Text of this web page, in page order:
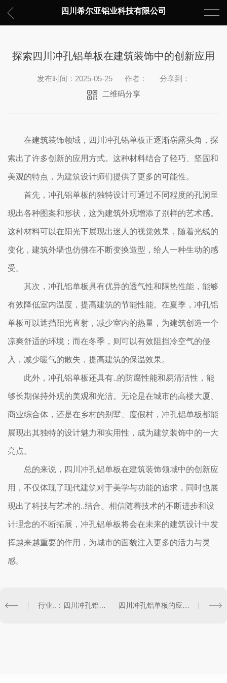
四川希尔亚铝业科技有限公司
探索四川冲孔铝单板在建筑装饰中的创新应用
发布时间：2025-05-25 作者：
分享到：
二维码分享
在建筑装饰领域，四川冲孔铝单板正逐渐崭露头角，探
索出了许多创新的应用方式。这种材料结合了轻巧、坚固和
美观的特点，为建筑设计师们提供了更多的可能性。
首先，冲孔铝单板的独特设计可通过不同程度的孔洞呈
现出各种图案和形状，这为建筑外观增添了别样的艺术感。
这种材料可以在阳光下展现出迷人的视觉效果，随着光线的
变化，建筑外墙也仿佛在不断变换造型，给人一种生动的感
受。
其次，冲孔铝单板具有优异的透气性和隔热性能，能够
有效降低室内温度，提高建筑的节能性能。在夏季，冲孔铝
单板可以遮挡阳光直射，减少室内的热量，为建筑创造一个
凉爽舒适的环境；而在冬季，则可以有效阻挡冷空气的侵
入，减少暖气的散失，提高建筑的保温效果。
此外，冲孔铝单板还具有..的防腐性能和易清洁性，能
够长期保持外观的美观和光洁。无论是在城市的高楼大厦、
商业综合体，还是在乡村的别墅、度假村，冲孔铝单板都能
展现出其独特的设计魅力和实用性，成为建筑装饰中的一大
亮点。
总的来说，四川冲孔铝单板在建筑装饰领域中的创新应
用，不仅体现了现代建筑对于美学与功能的追求，同时也展
现出了科技与艺术的..结合。相信随着技术的不断进步和设
计理念的不断拓展，冲孔铝单板将会在未来的建筑设计中发
挥越来越重要的作用，为城市的面貌注入更多的活力与灵
感。